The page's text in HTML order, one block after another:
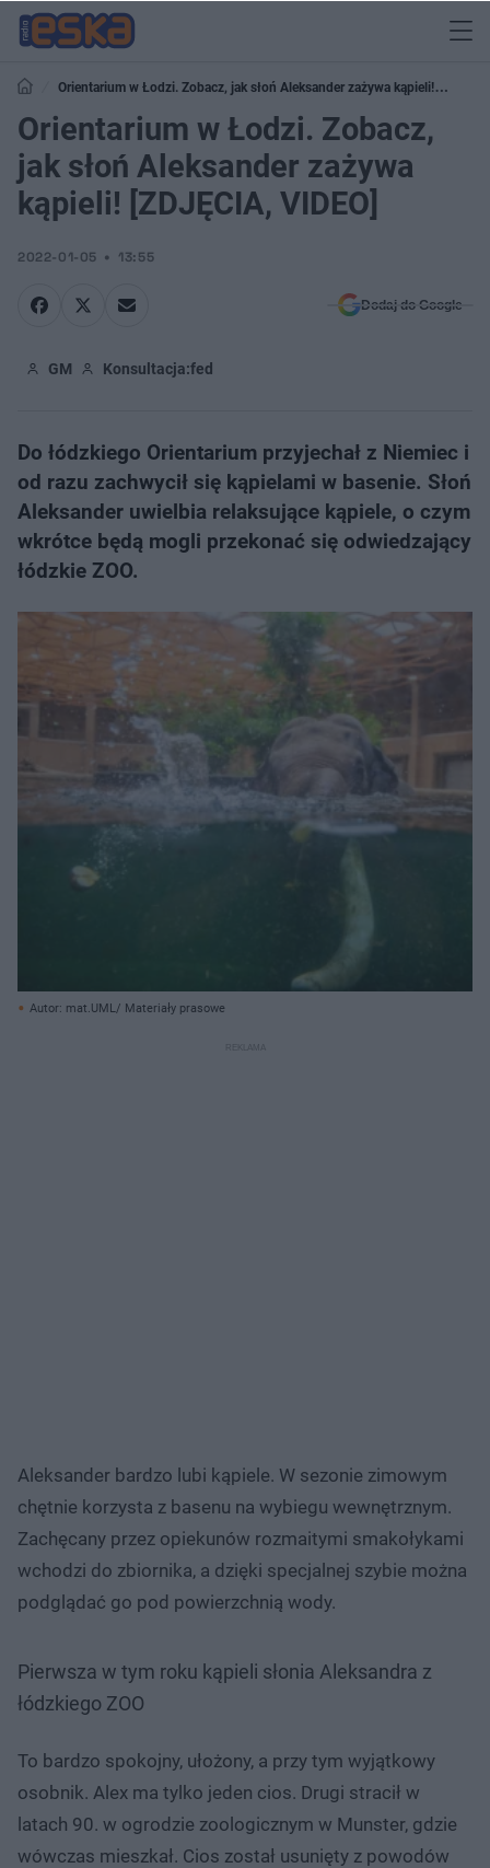
Orientarium w Łodzi. Zobacz, jak słoń Aleksander zażywa kąpieli!
[ZDJĘCIA, VIDEO]
Orientarium w Łodzi. Zobacz,
jak słoń Aleksander zażywa
kąpieli! [ZDJĘCIA, VIDEO]
2022-01-05 13:55
Dodaj do Google
GM Konsultacja:fed
Do łódzkiego Orientarium przyjechał z Niemiec i
od razu zachwycił się kąpielami w basenie. Słoń
Aleksander uwielbia relaksujące kąpiele, o czym
wkrótce będą mogli przekonać się odwiedzający
łódzkie ZOO.
Autor: mat.UML/ Materiały prasowe
Aleksander bardzo lubi kąpiele. W sezonie zimowym
chętnie korzysta z basenu na wybiegu wewnętrznym.
Zachęcany przez opiekunów rozmaitymi smakołykami
wchodzi do zbiornika, a dzięki specjalnej szybie można
podglądać go pod powierzchnią wody.
Pierwsza w tym roku kąpieli słonia Aleksandra z
łódzkiego ZOO
To bardzo spokojny, ułożony, a przy tym wyjątkowy
osobnik. Alex ma tylko jeden cios. Drugi stracił w
latach 90. w ogrodzie zoologicznym w Munster, gdzie
wówczas mieszkał. Cios został usunięty z powodów